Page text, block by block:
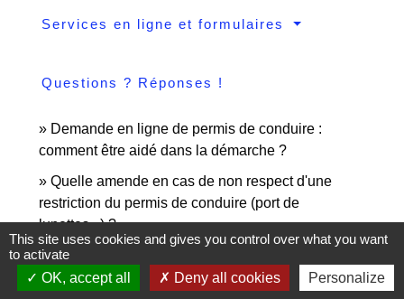
Services en ligne et formulaires
Questions ? Réponses !
Demande en ligne de permis de conduire :
comment être aidé dans la démarche ?
Quelle amende en cas de non respect d'une
restriction du permis de conduire (port de
lunettes...) ?
Échec à l'examen du permis de conduire : peut-on
contester les résultats ?
This site uses cookies and gives you control over what you want
to activate
OK, accept all
Deny all cookies Personalize